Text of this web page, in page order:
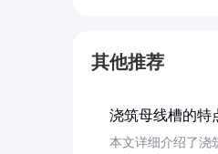
其他推荐
浇筑母线槽的特
本文详细介绍了浇